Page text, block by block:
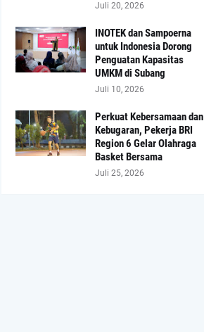
Juli 20, 2026
INOTEK dan Sampoerna
untuk Indonesia Dorong
Penguatan Kapasitas
UMKM di Subang
Juli 10, 2026
Perkuat Kebersamaan dan
Kebugaran, Pekerja BRI
Region 6 Gelar Olahraga
Basket Bersama
Juli 25, 2026